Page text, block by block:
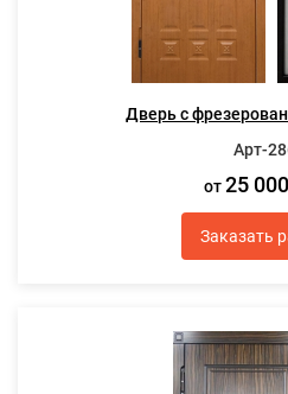
Дверь с
Арт-
от25
Заказать